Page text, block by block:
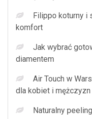
Filippo koturny i
komfort
Jak wybrać
diamentem
Air Touch w
dla kobiet i mężczyzn
Naturalny